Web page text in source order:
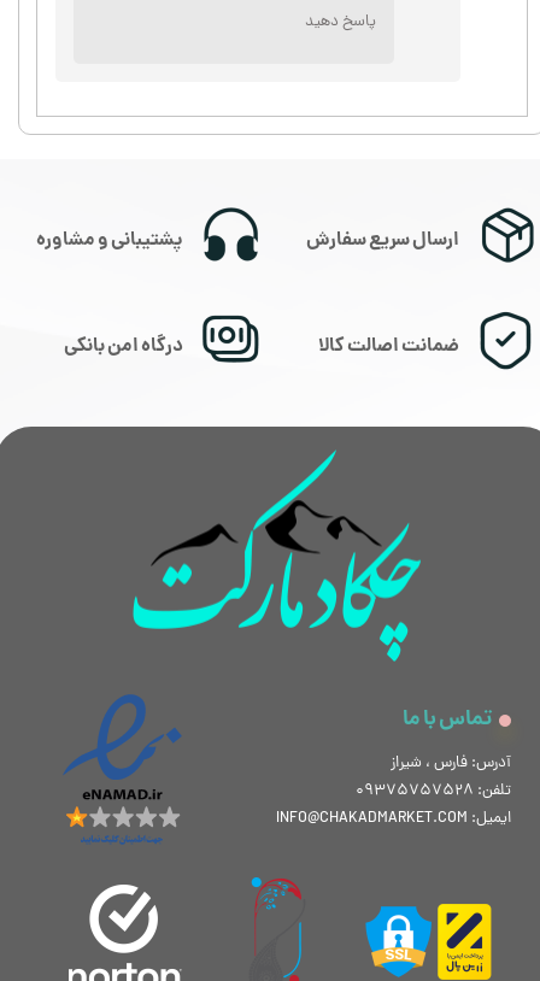
★
★ ★★★
پاسخ دهید
تماس با ما
آدرس: فارس ، شیراز
تلفن: 09375757528
ایمیل: INFO@CHAKADMARKET.COM
ارسال سریع سفارش
درگاه امن بانکی
پشتیبانی و مشاوره
ضمانت اصالت کالا